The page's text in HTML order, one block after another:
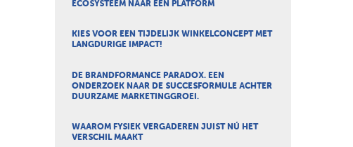
ECOSYSTEEM NAAR ÉÉN PLATFORM
KIES VOOR EEN TIJDELIJK WINKELCONCEPT MET
LANGDURIGE IMPACT!
DE BRANDFORMANCE PARADOX. EEN
ONDERZOEK NAAR DE SUCCESFORMULE ACHTER
DUURZAME MARKETINGGROEI.
WAAROM FYSIEK VERGADEREN JUIST NÚ HET
VERSCHIL MAAKT